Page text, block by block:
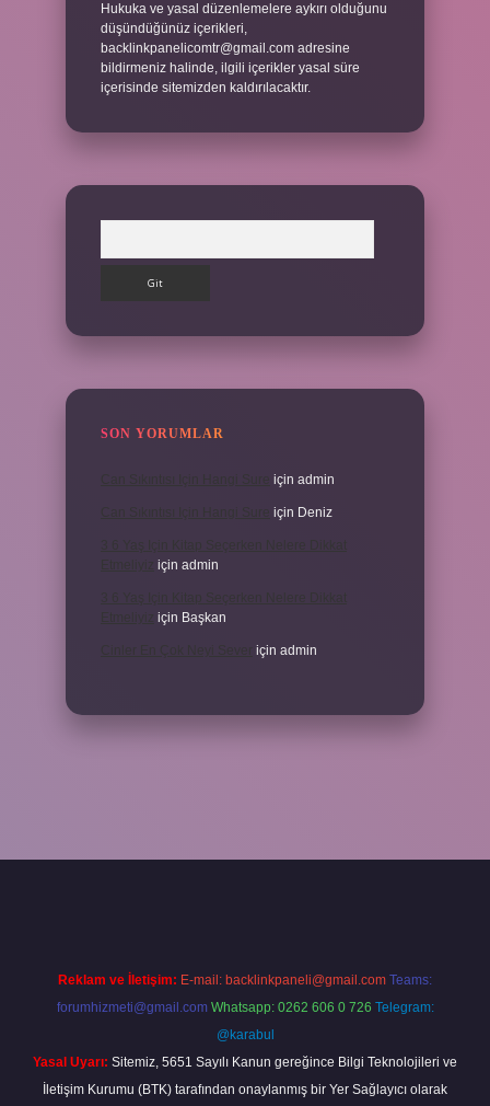
Hukuka ve yasal düzenlemelere aykırı olduğunu
düşündüğünüz içerikleri,
backlinkpanelicomtr@gmail.com adresine
bildirmeniz halinde, ilgili içerikler yasal süre
içerisinde sitemizden kaldırılacaktır.
SON YORUMLAR
için admin
için Deniz
için admin
için Başkan
için admin
Reklam ve İletişim: E-mail: backlinkpaneli@gmail.com Teams:
forumhizmeti@gmail.com Whatsapp: 0262 606 0 726 Telegram:
@karabul
Yasal Uyarı: Sitemiz, 5651 Sayılı Kanun gereğince Bilgi Teknolojileri ve
İletişim Kurumu (BTK) tarafından onaylanmış bir Yer Sağlayıcı olarak